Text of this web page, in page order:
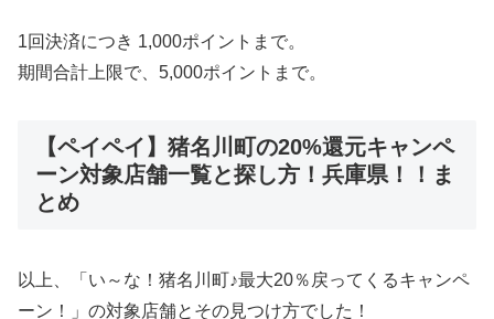
1回決済につき 1,000ポイントまで。
期間合計上限で、5,000ポイントまで。
【ペイペイ】猪名川町の20%還元キャンペ
ーン対象店舗一覧と探し方！兵庫県！！ま
とめ
以上、「い～な！猪名川町♪最大20％戻ってくるキャンペ
ーン！」の対象店舗とその見つけ方でした！